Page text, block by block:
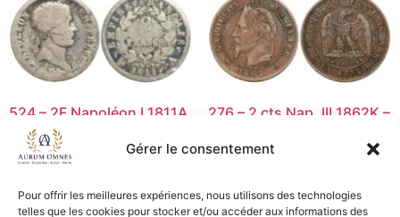
Gérer le consentement
Pour offrir les meilleures expériences, nous utilisons des technologies
telles que les cookies pour stocker et/ou accéder aux informations des
524 – 2F Napoléon I 1811A
30,00€
Lire la suite
276 – 2 cts Nap. III 1862K –
5,00€
Lire la suite